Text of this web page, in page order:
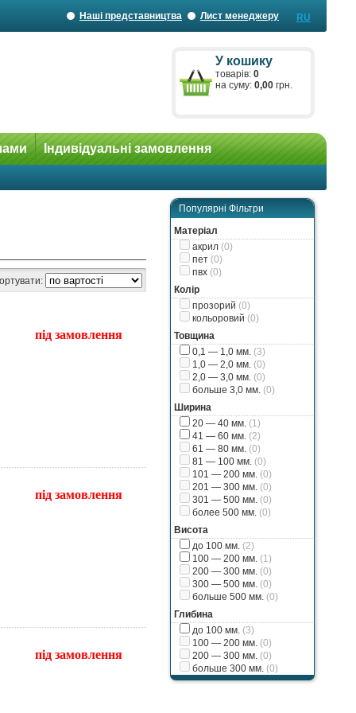
Наші представництва Лист менеджеру RU
У кошику
товарів: 0
на суму: 0,00 грн.
Індивідуальні замовлення
під замовлення
під замовлення
під замовлення
Популярні Фільтри
Матеріал
акрил (0)
пет (0)
пвх (0)
Колір
прозорий (0)
кольоровий (0)
Товщина
0,1 — 1,0 мм. (3)
1,0 — 2,0 мм. (0)
2,0 — 3,0 мм. (0)
больше 3,0 мм. (0)
Ширина
20 — 40 мм. (1)
41 — 60 мм. (2)
61 — 80 мм. (0)
81 — 100 мм. (0)
101 — 200 мм. (0)
201 — 300 мм. (0)
301 — 500 мм. (0)
более 500 мм. (0)
Висота
до 100 мм. (2)
100 — 200 мм. (1)
200 — 300 мм. (0)
300 — 500 мм. (0)
больше 500 мм. (0)
Глибина
до 100 мм. (3)
100 — 200 мм. (0)
200 — 300 мм. (0)
больше 300 мм. (0)